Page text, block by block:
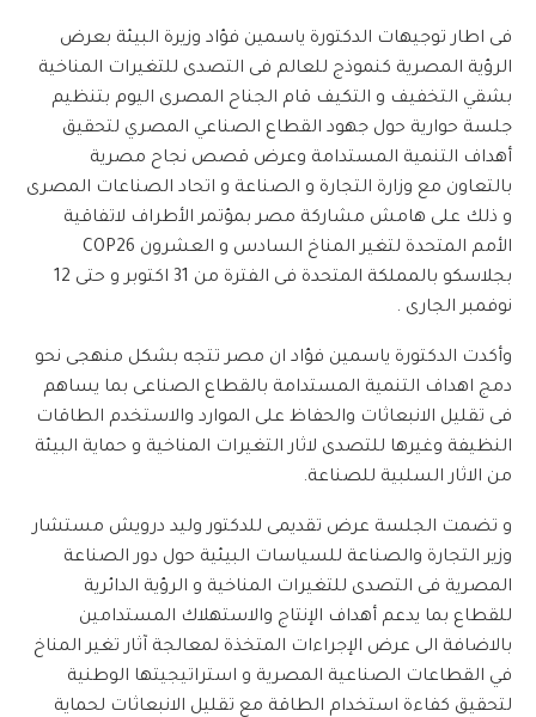
فى اطار توجيهات الدكتورة ياسمين فؤاد وزيرة البيئة بعرض
الرؤية المصرية كنموذج للعالم فى التصدى للتغيرات المناخية
بشقي التخفيف و التكيف قام الجناح المصرى اليوم بتنظيم
جلسة حوارية حول جهود القطاع الصناعي المصري لتحقيق
أهداف التنمية المستدامة وعرض قصص نجاح مصرية
بالتعاون مع وزارة التجارة و الصناعة و اتحاد الصناعات المصرى
و ذلك على هامش مشاركة مصر بمؤتمر الأطراف لاتفاقية
الأمم المتحدة لتغير المناخ السادس و العشرون COP26
بجلاسكو بالمملكة المتحدة فى الفترة من 31 اكتوبر و حتى 12
نوفمبر الجارى .
وأكدت الدكتورة ياسمين فؤاد ان مصر تتجه بشكل منهجى نحو
دمج اهداف التنمية المستدامة بالقطاع الصناعى بما يساهم
فى تقليل الانبعاثات والحفاظ على الموارد والاستخدم الطاقات
النظيفة وغيرها للتصدى لاثار التغيرات المناخية و حماية البيئة
من الاثار السلبية للصناعة.
و تضمت الجلسة عرض تقديمى للدكتور وليد درويش مستشار
وزير التجارة والصناعة للسياسات البيئية حول دور الصناعة
المصرية فى التصدى للتغيرات المناخية و الرؤية الدائرية
للقطاع بما يدعم أهداف الإنتاج والاستهلاك المستدامين
بالاضافة الى عرض الإجراءات المتخذة لمعالجة آثار تغير المناخ
في القطاعات الصناعية المصرية و استراتيجيتها الوطنية
لتحقيق كفاءة استخدام الطاقة مع تقليل الانبعاثات لحماية